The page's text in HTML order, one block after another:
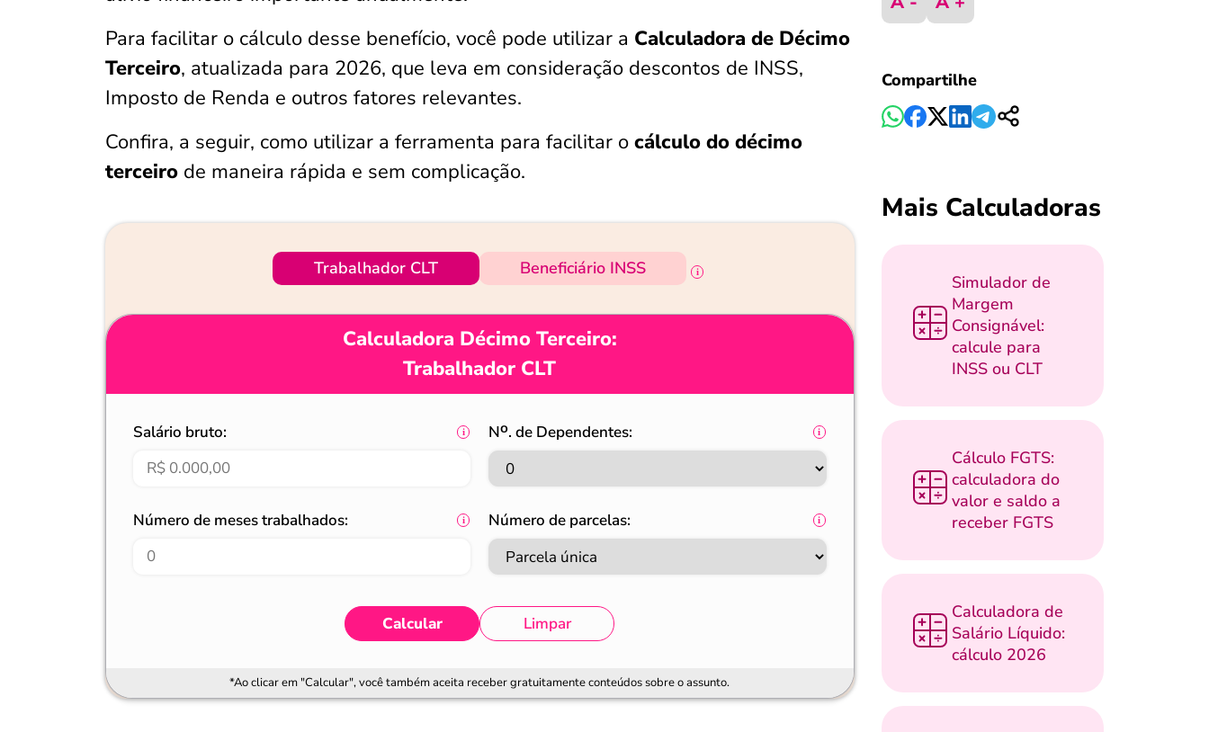
Para facilitar o cálculo desse benefício, você pode utilizar a Calculadora de Décimo
Terceiro, atualizada para 2026, que leva em consideração descontos de INSS,
Imposto de Renda e outros fatores relevantes.
Confira, a seguir, como utilizar a ferramenta para facilitar o cálculo do décimo
terceiro de maneira rápida e sem complicação.
Trabalhador CLT Beneficiário INSS
Calculadora Décimo Terceiro:
Trabalhador CLT
Salário bruto: Nᴼ. de Dependentes:
Número de meses trabalhados: Número de parcelas:
Calcular Limpar
*Ao clicar em "Calcular", você também aceita receber gratuitamente conteúdos sobre o assunto.
Compartilhe
Mais Calculadoras
Simulador de
Margem
Consignável:
calcule para
INSS ou CLT
Cálculo FGTS:
calculadora do
valor e saldo a
receber FGTS
Calculadora de
Salário Líquido:
cálculo 2026